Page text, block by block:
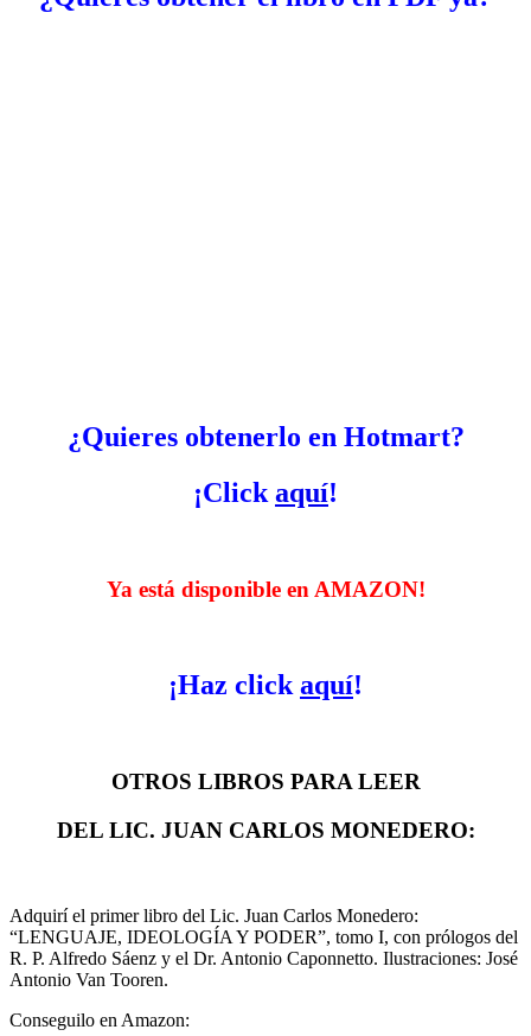
¿Quieres obtenerlo en Hotmart?
¡Click aquí!
Ya está disponible en AMAZON!
¡Haz click aquí!
OTROS LIBROS PARA LEER
DEL LIC. JUAN CARLOS MONEDERO:
Adquirí el primer libro del Lic. Juan Carlos Monedero:
“LENGUAJE, IDEOLOGÍA Y PODER”, tomo I, con prólogos del
R. P. Alfredo Sáenz y el Dr. Antonio Caponnetto. Ilustraciones: José
Antonio Van Tooren.
Conseguilo en Amazon: